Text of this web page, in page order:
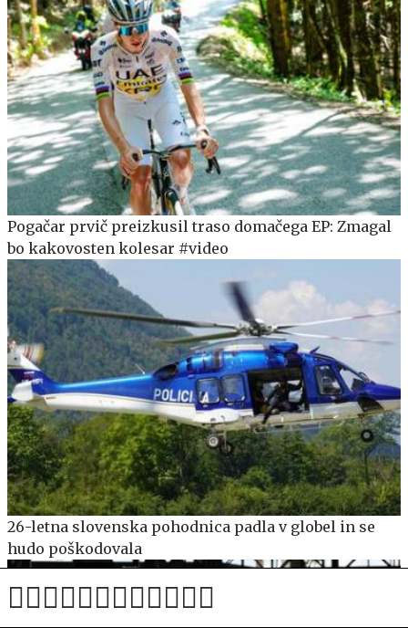
Pogačar prvič preizkusil traso domačega EP: Zmagal
bo kakovosten kolesar #video
26-letna slovenska pohodnica padla v globel in se
hudo poškodovala